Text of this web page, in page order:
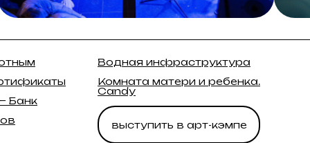
Банк
Водная инфраструктура
Комната матери и ребенка.
Candy
выступить в арт-кэмпе